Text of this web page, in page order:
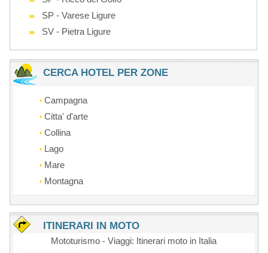
SP - Varese Ligure
SV - Pietra Ligure
CERCA HOTEL PER ZONE
Campagna
Citta' d'arte
Collina
Lago
Mare
Montagna
ITINERARI IN MOTO
Mototurismo - Viaggi: Itinerari moto in Italia